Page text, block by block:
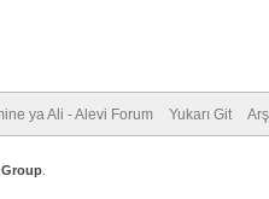
ya Ali - Alevi Forum Yukarı Git